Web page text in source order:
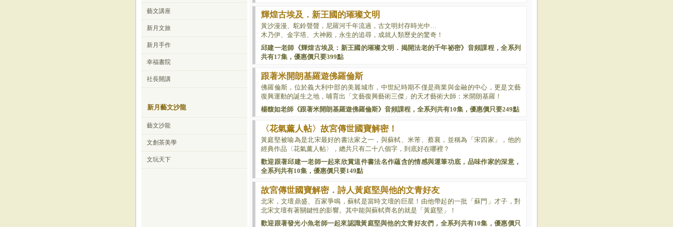
藝文講座
新月文旅
新月手作
幸福書院
社長開講
新月藝文沙龍
藝文沙龍
文創茶美學
文玩天下
輝煌古埃及．新王國的璀璨文明
黃沙漫漫、駝鈴聲聲，尼羅河千年流過，古文明封存時光中…
木乃伊、金字塔、大神殿，永生的追尋，成就人類歷史的驚奇！
邱建一老師《輝煌古埃及：新王國的璀璨文明．揭開法老的千年祕密》音頻課程，全系列
共有17集，優惠價只要399點
跟著米開朗基羅遊佛羅倫斯
佛羅倫斯，位於義大利中部的美麗城市， 中世紀時期不僅是商業與金融的中心，更是文藝
復興運動的誕生之地，哺育出「文藝復興藝術三傑」的天才藝術大師：米開朗基羅！
楊馥如老師《跟著米開朗基羅遊佛羅倫斯》音頻課程，全系列共有10集，優惠價只要249點
〈花氣薰人帖〉故宮傳世國寶解密！
黃庭堅被喻為是北宋最好的書法家之一，與蘇軾、米芾、蔡襄，並稱為「宋四家」， 他的
經典作品〈花氣薰人帖〉，總共只有二十八個字，到底好在哪裡？
歡迎跟著邱建一老師一起來欣賞這件書法名作蘊含的情感與運筆功底，品味作家的深意，
全系列共有10集，優惠價只要149點
故宮傳世國寶解密．詩人黃庭堅與他的文青好友
北宋，文壇鼎盛、百家爭鳴，蘇軾是當時文壇的巨星！ 由他帶起的一批「蘇門」才子，對
北宋文壇有著關鍵性的影響。其中能與蘇軾齊名的就是「黃庭堅」！
歡迎跟著發光小魚老師一起來認識黃庭堅與他的文青好友們 ，全系列共有10集，優惠價只